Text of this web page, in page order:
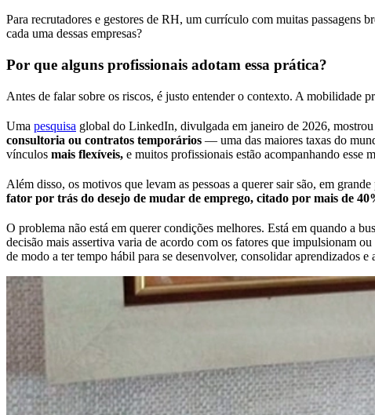
Para recrutadores e gestores de RH, um currículo com muitas passagens
cada uma dessas empresas?
Por que alguns profissionais adotam essa prática?
Antes de falar sobre os riscos, é justo entender o contexto. A mobilidade
Uma pesquisa global do LinkedIn, divulgada em janeiro de 2026,
consultoria ou contratos temporários — uma das maiores taxas do
vínculos mais flexíveis, e muitos profissionais estão acompanhando esse
Além disso, os motivos que levam as pessoas a querer sair são, em
fator por trás do desejo de mudar de emprego, citado por mais de
O problema não está em querer condições melhores. Está em quando a
decisão mais assertiva varia de acordo com os fatores que impulsionam
de modo a ter tempo hábil para se desenvolver, consolidar aprendizados e